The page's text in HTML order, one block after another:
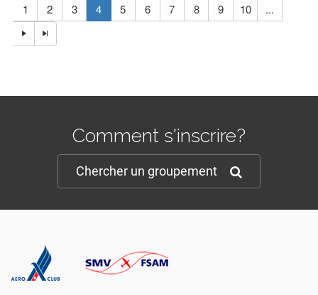
1 2 3 4 5 6 7 8 9 10 ...
Comment s'inscrire?
Chercher un groupement